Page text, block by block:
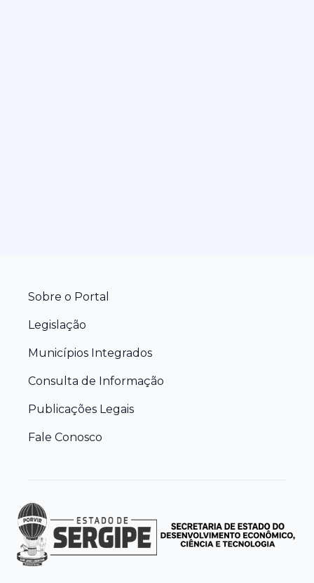
Sobre o Portal
Legislação
Municípios Integrados
Consulta de Informação
Publicações Legais
Fale Conosco